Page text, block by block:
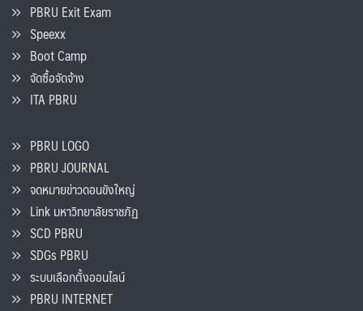
PBRU Exit Exam
Speexx
Boot Camp
จัดซื้อจัดจ้าง
ITA PBRU
PBRU LOGO
PBRU JOURNAL
จดหมายข่าวดอนขังใหญ่
Link มหาวิทยาลัยราชภัฏ
SCD PBRU
SDGs PBRU
ระบบเลือกตั้งออนไลน์
PBRU INTERNET